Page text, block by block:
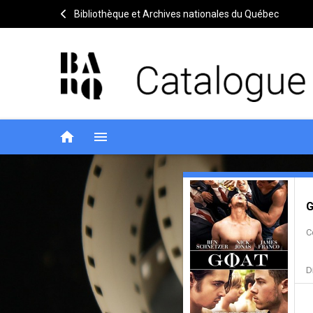
Bibliothèque et Archives nationales du Québec
home menu
Goat
Notice
header